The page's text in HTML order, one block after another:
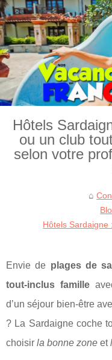
Hôtels
ou un club
selon votre
Hôtels Sardaigne
Envie de plages de
tout‑inclus famille
d’un séjour bien‑être
? La Sardaigne coche
choisir la bonne zone et